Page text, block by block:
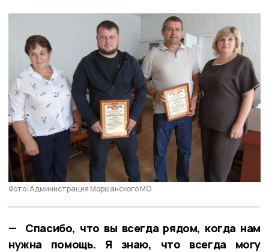
Фото: Администрация Моршанского МО
— Спасибо, что вы всегда рядом, когда нам
нужна помощь. Я знаю, что всегда могу